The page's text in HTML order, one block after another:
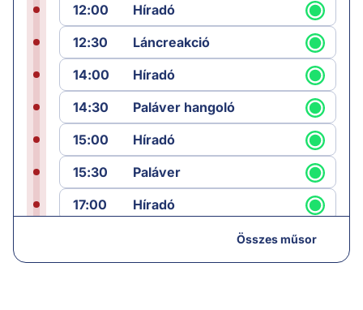
12:00
Híradó
12:30
Láncreakció
14:00
Híradó
14:30
Paláver hangoló
15:00
Híradó
15:30
Paláver
17:00
Híradó
Összes műsor